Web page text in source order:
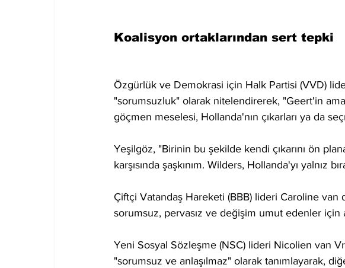
Koalisyon ortaklarından sert tepki
Özgürlük ve Demokrasi için Halk Partisi (VVD)
"sorumsuzluk" olarak nitelendirerek, "Geert'in
göçmen meselesi, Hollanda'nın çıkarları ya da
Yeşilgöz, "Birinin bu şekilde kendi çıkarını ön
karşısında şaşkınım. Wilders, Hollanda'yı yalnız
Çiftçi Vatandaş Hareketi (BBB) lideri Caroline van
sorumsuz, pervasız ve değişim umut edenler için
Yeni Sosyal Sözleşme (NSC) lideri Nicolien van
"sorumsuz ve anlaşılmaz" olarak tanımlayarak,